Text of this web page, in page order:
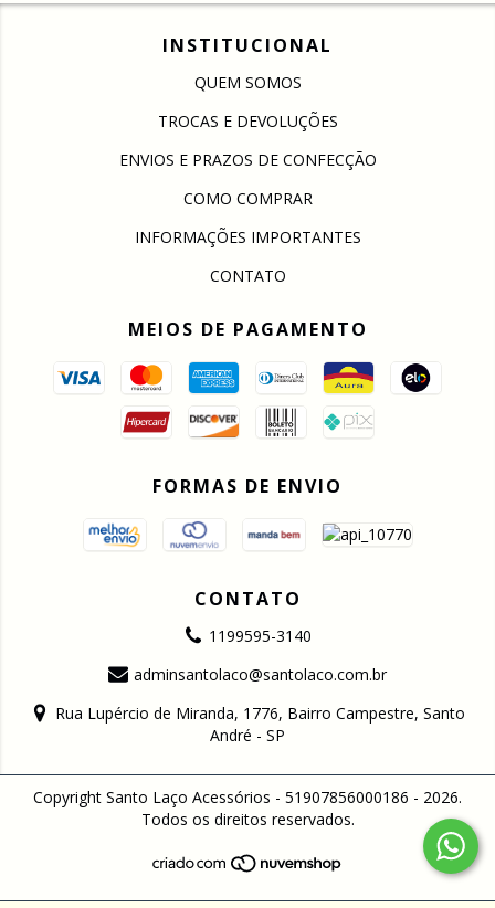
INSTITUCIONAL
QUEM SOMOS
TROCAS E DEVOLUÇÕES
ENVIOS E PRAZOS DE CONFECÇÃO
COMO COMPRAR
INFORMAÇÕES IMPORTANTES
CONTATO
MEIOS DE PAGAMENTO
FORMAS DE ENVIO
CONTATO
1199595-3140
adminsantolaco@santolaco.com.br
Rua Lupércio de Miranda, 1776, Bairro Campestre, Santo
André - SP
Copyright Santo Laço Acessórios - 51907856000186 - 2026.
Todos os direitos reservados.